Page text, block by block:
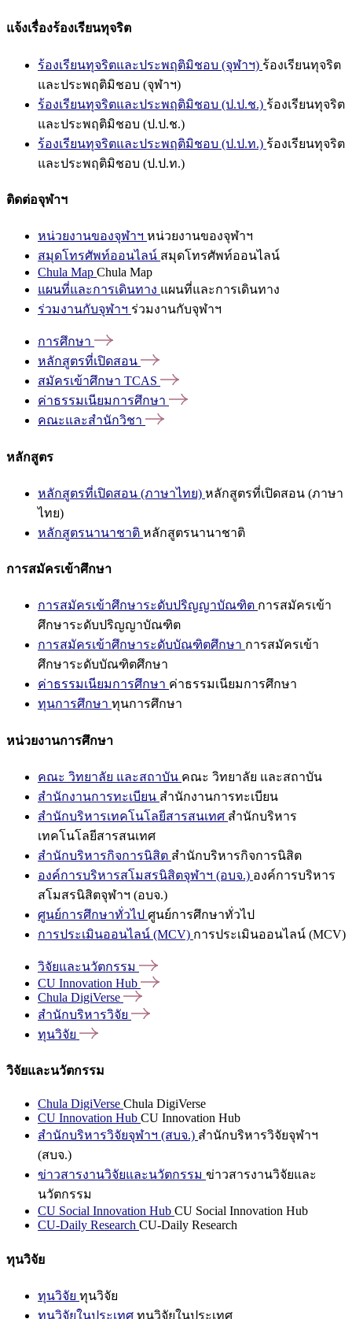
แจ้งเรื่องร้องเรียนทุจริต
ร้องเรียนทุจริตและประพฤติมิชอบ (จุฬาฯ) ร้องเรียนทุจริต
และประพฤติมิชอบ (จุฬาฯ)
ร้องเรียนทุจริตและประพฤติมิชอบ (ป.ป.ช.) ร้องเรียนทุจริต
และประพฤติมิชอบ (ป.ป.ช.)
ร้องเรียนทุจริตและประพฤติมิชอบ (ป.ป.ท.) ร้องเรียนทุจริต
และประพฤติมิชอบ (ป.ป.ท.)
ติดต่อจุฬาฯ
หน่วยงานของจุฬาฯ หน่วยงานของจุฬาฯ
สมุดโทรศัพท์ออนไลน์ สมุดโทรศัพท์ออนไลน์
Chula Map Chula Map
แผนที่และการเดินทาง แผนที่และการเดินทาง
ร่วมงานกับจุฬาฯ ร่วมงานกับจุฬาฯ
การศึกษา
หลักสูตรที่เปิดสอน
สมัครเข้าศึกษา TCAS
ค่าธรรมเนียมการศึกษา
คณะและสำนักวิชา
หลักสูตร
หลักสูตรที่เปิดสอน (ภาษาไทย) หลักสูตรที่เปิดสอน (ภาษา
ไทย)
หลักสูตรนานาชาติ หลักสูตรนานาชาติ
การสมัครเข้าศึกษา
การสมัครเข้าศึกษาระดับปริญญาบัณฑิต การสมัครเข้า
ศึกษาระดับปริญญาบัณฑิต
การสมัครเข้าศึกษาระดับบัณฑิตศึกษา การสมัครเข้า
ศึกษาระดับบัณฑิตศึกษา
ค่าธรรมเนียมการศึกษา ค่าธรรมเนียมการศึกษา
ทุนการศึกษา ทุนการศึกษา
หน่วยงานการศึกษา
คณะ วิทยาลัย และสถาบัน คณะ วิทยาลัย และสถาบัน
สำนักงานการทะเบียน สำนักงานการทะเบียน
สำนักบริหารเทคโนโลยีสารสนเทศ สำนักบริหาร
เทคโนโลยีสารสนเทศ
สำนักบริหารกิจการนิสิต สำนักบริหารกิจการนิสิต
องค์การบริหารสโมสรนิสิตจุฬาฯ (อบจ.) องค์การบริหาร
สโมสรนิสิตจุฬาฯ (อบจ.)
ศูนย์การศึกษาทั่วไป ศูนย์การศึกษาทั่วไป
การประเมินออนไลน์ (MCV) การประเมินออนไลน์ (MCV)
วิจัยและนวัตกรรม
CU Innovation Hub
Chula DigiVerse
สำนักบริหารวิจัย
ทุนวิจัย
วิจัยและนวัตกรรม
Chula DigiVerse Chula DigiVerse
CU Innovation Hub CU Innovation Hub
สำนักบริหารวิจัยจุฬาฯ (สบจ.) สำนักบริหารวิจัยจุฬาฯ
(สบจ.)
ข่าวสารงานวิจัยและนวัตกรรม ข่าวสารงานวิจัยและ
นวัตกรรม
CU Social Innovation Hub CU Social Innovation Hub
CU-Daily Research CU-Daily Research
ทุนวิจัย
ทุนวิจัย ทุนวิจัย
ทุนวิจัยในประเทศ ทุนวิจัยในประเทศ